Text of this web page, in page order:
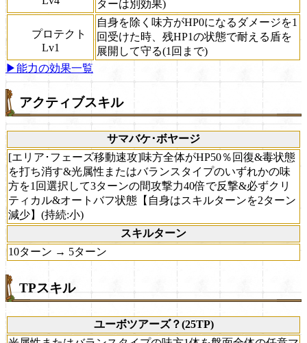
ターは別効果)
プロテクト
Lv1
自身を除く味方がHP0になるダメージを1
回受けた時、残HP1の状態で耐える盾を
展開して守る(1回まで)
▶能力の効果一覧
アクティブスキル
サマバケ･ボヤージ
[エリア･フェーズ移動速攻]味方全体がHP50％回復&毒状態
を打ち消す&光属性またはバランスタイプのいずれかの味
方を1回選択して3ターンの間攻撃力40倍で反撃&必ずクリ
ティカル&オートバフ状態【自身はスキルターンを2ターン
減少】(持続:小)
スキルターン
10ターン → 5ターン
TPスキル
ユーボツアーズ？(25TP)